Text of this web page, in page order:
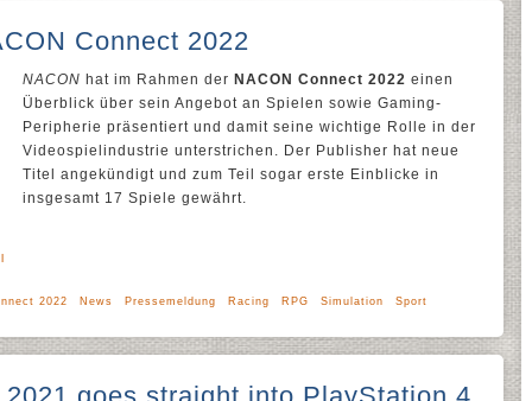
Connect 2022
NACON hat im Rahmen der NACON Connect 2022 einen
Überblick über sein Angebot an Spielen sowie Gaming-
Peripherie präsentiert und damit seine wichtige Rolle in der
Videospielindustrie unterstrichen. Der Publisher hat neue
Titel angekündigt und zum Teil sogar erste Einblicke in
insgesamt 17 Spiele gewährt.
2022 News Pressemeldung Racing RPG Simulation Sport